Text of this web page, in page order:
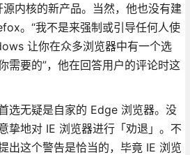
内核的新产品。当然，他也没有建
。“我不是来强制或引导任何人使
让你在众多浏览器中有一个选
需要的”，他在回答用户的评论时这
选无疑是自家的 Edge 浏览器。没
挚地对 IE 浏览器进行「劝退」。不
出这个警告是恰当的，毕竟 IE 浏览